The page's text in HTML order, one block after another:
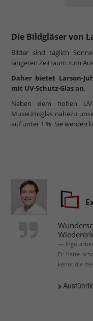
Die Bildgläser von
Bilder sind täglich
längeren Zeitraum zum
Daher bietet Larson-
mit UV-Schutz-Glas an.
Neben dem hohen
Museumsglas nahezu
auf unter 1 %. Sie werden
Ingo
Er hatte
kennt die